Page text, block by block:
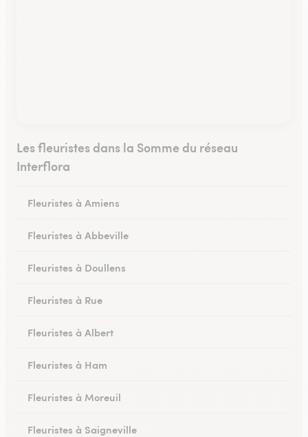
Les fleuristes dans la Somme du réseau
Interflora
Fleuristes à Amiens
Fleuristes à Abbeville
Fleuristes à Doullens
Fleuristes à Rue
Fleuristes à Albert
Fleuristes à Ham
Fleuristes à Moreuil
Fleuristes à Saigneville